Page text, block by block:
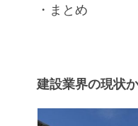
・まとめ
建設業界の現状